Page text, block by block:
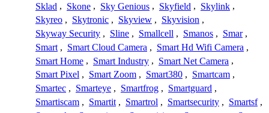
Sklad , Skone , Sky Genious , Skyfield , Skylink ,
Skyreo , Skytronic , Skyview , Skyvision ,
Skyway Security , Sline , Smallcell , Smanos , Smar ,
Smart , Smart Cloud Camera , Smart Hd Wifi Camera ,
Smart Home , Smart Industry , Smart Net Camera ,
Smart Pixel , Smart Zoom , Smart380 , Smartcam ,
Smartec , Smarteye , Smartfrog , Smartguard ,
Smartiscam , Smartit , Smartrol , Smartsecurity , Smartsf ,